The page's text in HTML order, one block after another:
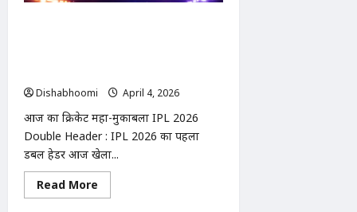
Dishabhoomi
April 4, 2026
आज का क्रिकेट महा-मुकाबला IPL 2026
Double Header : IPL 2026 का पहला
डबल हेडर आज खेला...
Read More
more